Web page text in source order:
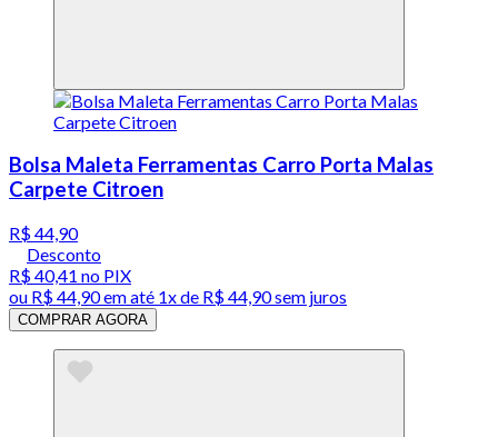
Bolsa Maleta Ferramentas Carro Porta Malas
Carpete Citroen
R$ 44,90
Desconto
R$ 40,41 no PIX
ou R$ 44,90em até 1x de R$ 44,90sem juros
COMPRAR AGORA